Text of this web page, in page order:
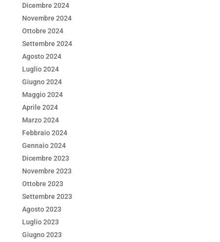
Dicembre 2024
Novembre 2024
Ottobre 2024
Settembre 2024
Agosto 2024
Luglio 2024
Giugno 2024
Maggio 2024
Aprile 2024
Marzo 2024
Febbraio 2024
Gennaio 2024
Dicembre 2023
Novembre 2023
Ottobre 2023
Settembre 2023
Agosto 2023
Luglio 2023
Giugno 2023